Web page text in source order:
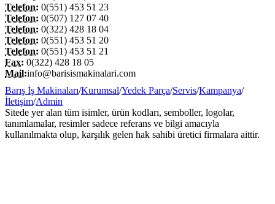
Telefon: 0(551) 453 51 23
Telefon: 0(507) 127 07 40
Telefon: 0(322) 428 18 04
Telefon: 0(551) 453 51 20
Telefon: 0(551) 453 51 21
Fax: 0(322) 428 18 05
Mail:info@barisismakinalari.com
Barış İş Makinaları/Kurumsal/Yedek Parça/Servis/Kampanya/
İletişim/Admin
Sitede yer alan tüm isimler, ürün kodları, semboller, logolar,
tanımlamalar, resimler sadece referans ve bilgi amacıyla
kullanılmakta olup, karşılık gelen hak sahibi üretici firmalara aittir.